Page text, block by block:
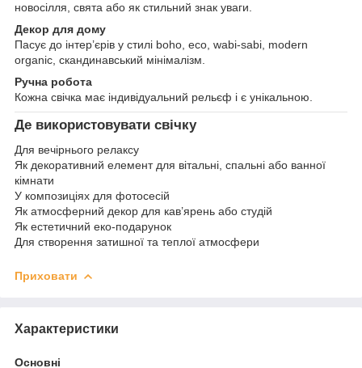
новосілля, свята або як стильний знак уваги.
Декор для дому
Пасує до інтер’єрів у стилі boho, eco, wabi-sabi, modern
organic, скандинавський мінімалізм.
Ручна робота
Кожна свічка має індивідуальний рельєф і є унікальною.
Де використовувати свічку
Для вечірнього релаксу
Як декоративний елемент для вітальні, спальні або ванної
кімнати
У композиціях для фотосесій
Як атмосферний декор для кав’ярень або студій
Як естетичний еко-подарунок
Для створення затишної та теплої атмосфери
Приховати
Характеристики
Основні